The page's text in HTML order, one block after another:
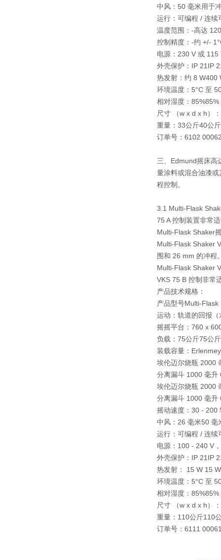
中风： 50 毫米用于
运行： 可编程 / 连续
温度范围： -高达
控制精度： -约 +/-
电源： 230 V 或 115
外壳保护： IP 21 IP
热发射： 约 8 W400
环境温度： 5°C 至
相对湿度： 85%85%
尺寸 （w x d x h）：
重量： 33公斤40公斤
订单号： 6102 000
三、Edmund摇床高
量涂料或混合油漆
程控制。
3.1 Multi-Flask
75 A 控制装置非常
Multi-Flask Shaker
Multi-Flask Shaker
围和 26 mm 的冲程
Multi-Flask Shaker
VKS 75 B 控制非常
产品技术规格：
产品型号Multi-Flask
运动： 轨道的回报
摇摇平台： 760 x
负载： 75公斤75公斤
装载容量：
埃伦迈尔烧瓶 2000
分离漏斗 1000 毫升
埃伦迈尔烧瓶 2000
分离漏斗 1000 毫升
摇动速度： 30 - 200
中风： 26 毫米50 毫
运行： 可编程 / 连续
电源： 100 - 240 V
外壳保护： IP 21 IP
热发射：
15 W 15 W
环境温度： 5°C 至
相对湿度： 85%85%
尺寸 （w x d x h）：
重量： 110公斤110
订单号： 6111 000